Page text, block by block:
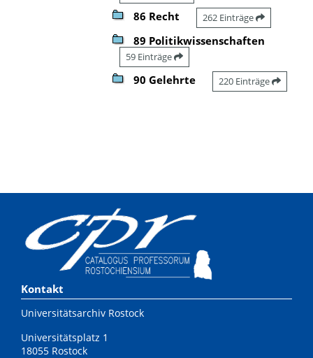
86 Recht 262 Einträge
89 Politikwissenschaften
59 Einträge
90 Gelehrte 220 Einträge
Kontakt
Universitätsarchiv Rostock
Universitätsplatz 1
18055 Rostock